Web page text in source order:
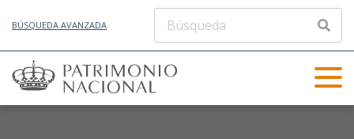
BÚSQUEDA AVANZADA